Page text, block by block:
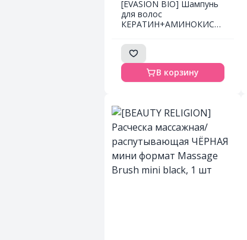
[EVASION BIO] Шампунь
для волос
КЕРАТИН+АМИНОКИСЛОТЫ
Hair Shampoo, 300 мл
В корзину